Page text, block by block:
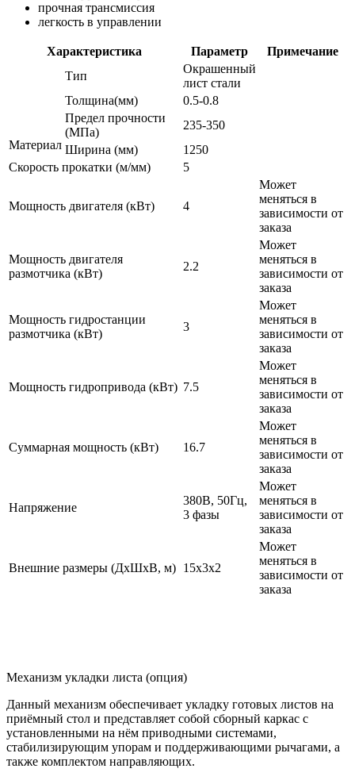
прочная трансмиссия
легкость в управлении
Характеристика Параметр Примечание
Материал
Тип
Окрашенный
лист стали
Толщина(мм)
0.5-0.8
Предел прочности
(МПа)
235-350
Ширина (мм)
1250
Скорость прокатки (м/мм)
5
Мощность двигателя (кВт) 4
Может
меняться в
зависимости от
заказа
Мощность двигателя
размотчика (кВт)
2.2
Может
меняться в
зависимости от
заказа
Мощность гидростанции
размотчика (кВт)
3
Может
меняться в
зависимости от
заказа
Мощность гидропривода (кВт) 7.5
Может
меняться в
зависимости от
заказа
Суммарная мощность (кВт) 16.7
Может
меняться в
зависимости от
заказа
Напряжение
380В, 50Гц,
3 фазы
Может
меняться в
зависимости от
заказа
Внешние размеры (ДхШхВ, м) 15x3х2
Может
меняться в
зависимости от
заказа
Механизм укладки листа (опция)
Данный механизм обеспечивает укладку готовых листов на
приёмный стол и представляет собой сборный каркас с
установленными на нём приводными системами,
стабилизирующим упорам и поддерживающими рычагами, а
также комплектом направляющих.